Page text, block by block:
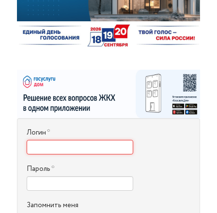
Логин *
Пароль *
Запомнить меня